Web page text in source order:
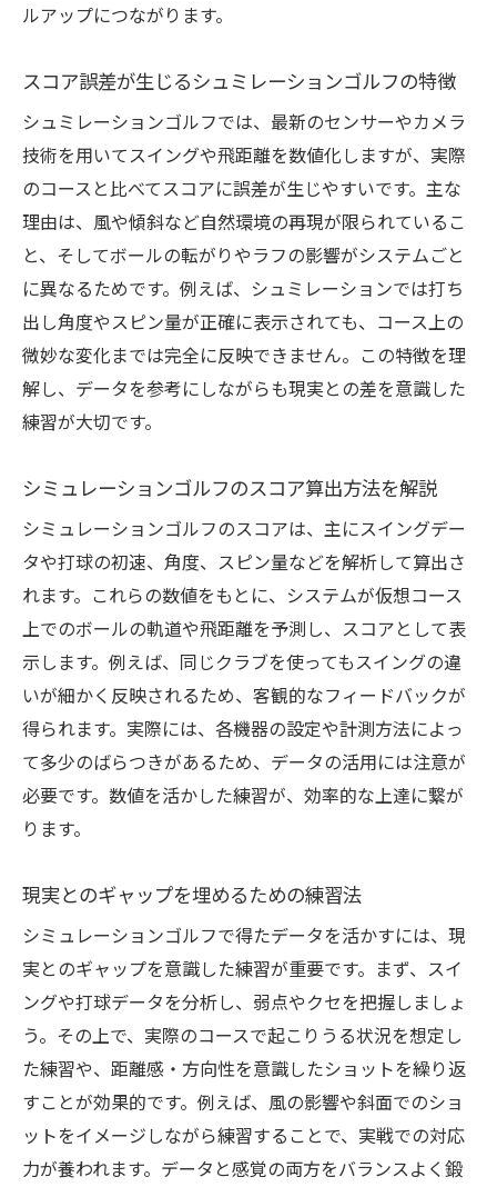
ルアップにつながります。
スコア誤差が生じるシュミレーションゴルフの特徴
シュミレーションゴルフでは、最新のセンサーやカメラ
技術を用いてスイングや飛距離を数値化しますが、実際
のコースと比べてスコアに誤差が生じやすいです。主な
理由は、風や傾斜など自然環境の再現が限られているこ
と、そしてボールの転がりやラフの影響がシステムごと
に異なるためです。例えば、シュミレーションでは打ち
出し角度やスピン量が正確に表示されても、コース上の
微妙な変化までは完全に反映できません。この特徴を理
解し、データを参考にしながらも現実との差を意識した
練習が大切です。
シミュレーションゴルフのスコア算出方法を解説
シミュレーションゴルフのスコアは、主にスイングデー
タや打球の初速、角度、スピン量などを解析して算出さ
れます。これらの数値をもとに、システムが仮想コース
上でのボールの軌道や飛距離を予測し、スコアとして表
示します。例えば、同じクラブを使ってもスイングの違
いが細かく反映されるため、客観的なフィードバックが
得られます。実際には、各機器の設定や計測方法によっ
て多少のばらつきがあるため、データの活用には注意が
必要です。数値を活かした練習が、効率的な上達に繋が
ります。
現実とのギャップを埋めるための練習法
シミュレーションゴルフで得たデータを活かすには、現
実とのギャップを意識した練習が重要です。まず、スイ
ングや打球データを分析し、弱点やクセを把握しましょ
う。その上で、実際のコースで起こりうる状況を想定し
た練習や、距離感・方向性を意識したショットを繰り返
すことが効果的です。例えば、風の影響や斜面でのショ
ットをイメージしながら練習することで、実戦での対応
力が養われます。データと感覚の両方をバランスよく鍛